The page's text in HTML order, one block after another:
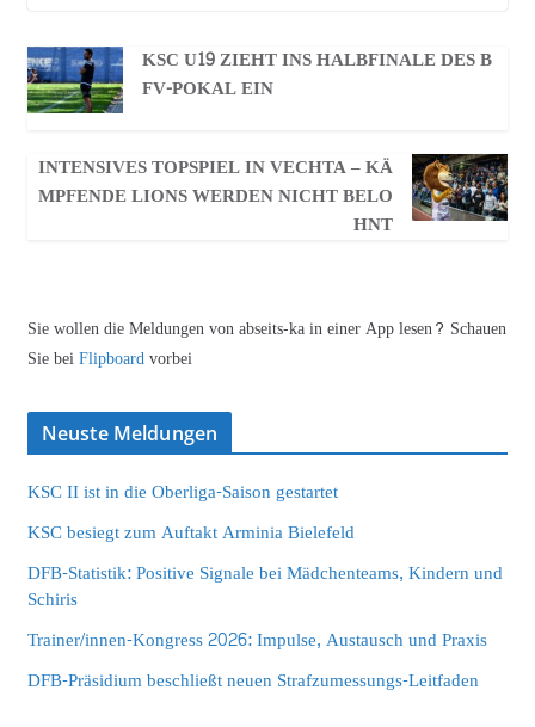
KSC U19 ZIEHT INS HALBFINALE DES B
FV-POKAL EIN
INTENSIVES TOPSPIEL IN VECHTA – KÄ
MPFENDE LIONS WERDEN NICHT BELO
HNT
Sie wollen die Meldungen von abseits-ka in einer App lesen? Schauen
Sie beiFlipboardvorbei
Neuste Meldungen
KSC II ist in die Oberliga-Saison gestartet
KSC besiegt zum Auftakt Arminia Bielefeld
DFB-Statistik: Positive Signale bei Mädchenteams, Kindern und
Schiris
Trainer/innen-Kongress 2026: Impulse, Austausch und Praxis
DFB-Präsidium beschließt neuen Strafzumessungs-Leitfaden